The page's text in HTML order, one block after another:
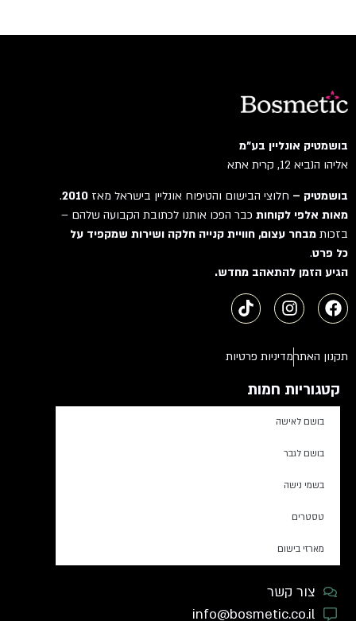
בושמטיק אונליין בע"מ
אליהו הנביא 12, קרית אתא
בושמטיק –חלוצי הבישום והטיפוח אונליין בישראל מאז2010
.
מאות אלפי לקוחותכבר הפכו אותנו לכתובת הקבועה שלהם –
בזכותמבחר עצום, חוויית קנייה חלקה ושירות שמקפיד על
כל פרט.
הגיע הזמן להתאהב מחדש.
תקנון האתרמדיניות פרטיות
קטגוריות חמות
בושם לאישה
בושם לגבר
בשמי נישה
טסטרים
מארזי בישום
צור קשר
info@bosmetic.co.il